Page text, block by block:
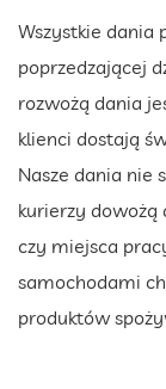
Wszystkie dania
poprzedzającej
rozwożą dania
klienci dostają
Nasze dania nie
kurierzy
czy miejsca
samochodami
produktów